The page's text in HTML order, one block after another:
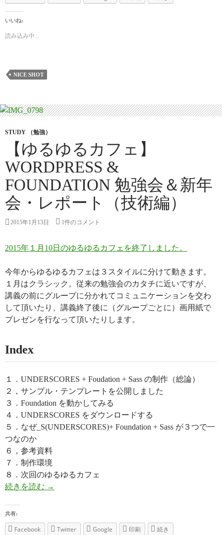
いいね:
読み込み中...
NICE SHOT
STUDY （勉強）
【ゆるゆるカフェ】
WORDPRESS &
FOUNDATION 勉強会＆新年
会・レポート（技術編）
2015年1月13日 1件のコメント
2015年１月10日のゆるゆるカフェを終了しました。
今年からゆるゆるカフェは３スタイルに分けて動きます。
１月はクラシック。従来の勉強会のカタチに近いですが、
講義の前にグループに分かれてコミュニケーションを交わ
して頂いたり、講義終了後に（グループごとに）画用紙で
プレゼンを行なって頂いたりします。
Index
１．UNDERSCORES + Foudation + Sass の制作（総論）
２，サンプル・テンプレートを公開しました
３．Foundation を動かしてみる
４．UNDERSCORES をダウンロードする
５．なぜ_S(UNDERSCORES)+ Foundation + Sass が３つで一
つなのか
６，参考資料
７．制作環境
８．次回のゆるゆるカフェ
続きを読む 【ゆるゆるカフェ】WordPress & Foundation 勉
→
共有:
Facebook Twitter Google 印刷 続き